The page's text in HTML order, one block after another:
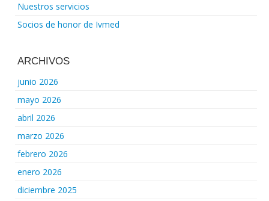
Nuestros servicios
Socios de honor de Ivmed
ARCHIVOS
junio 2026
mayo 2026
abril 2026
marzo 2026
febrero 2026
enero 2026
diciembre 2025